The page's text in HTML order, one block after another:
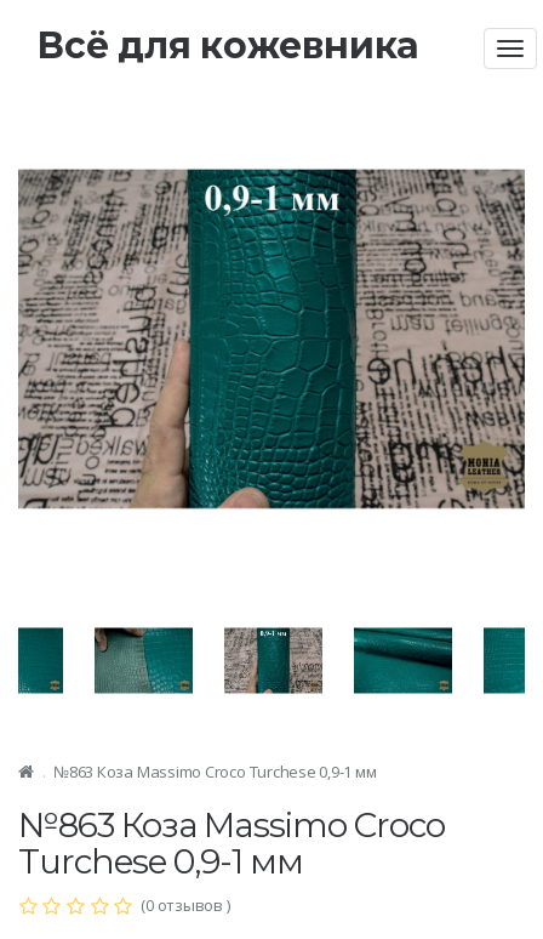
Всё для кожевника
№863 Коза Massimo Croco Turchese 0,9-1 мм
№863 Коза Massimo Croco
Turchese 0,9-1 мм
(0 отзывов )